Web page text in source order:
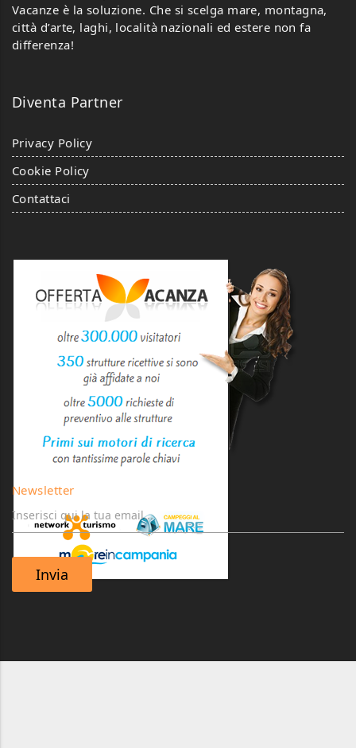
Vacanze è la soluzione. Che si scelga mare, montagna,
città d’arte, laghi, località nazionali ed estere non fa
differenza!
Diventa Partner
Privacy Policy
Cookie Policy
Contattaci
Newsletter